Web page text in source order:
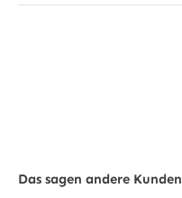
Das sagen andere Kunden